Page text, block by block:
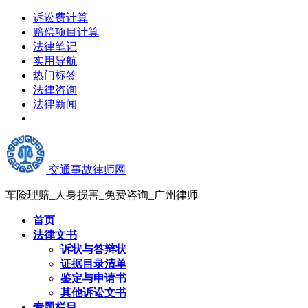
诉讼费计算
赔偿项目计算
法律笔记
实用导航
热门标签
法律咨询
法律新闻
交通事故律师网
车险理赔_人身损害_免费咨询_广州律师
首页
法律文书
诉状与答辩状
证据目录清单
鉴定与申请书
其他诉讼文书